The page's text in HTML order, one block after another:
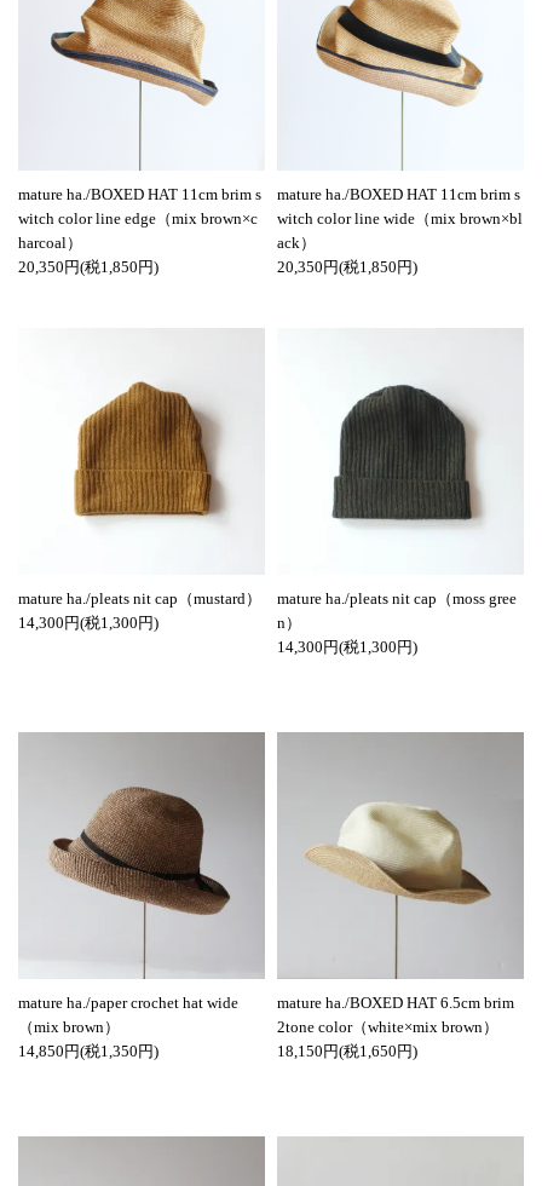
mature ha./BOXED HAT 11cm brim s
witch color line edge（mix brown×c
harcoal）
20,350円(税1,850円)
mature ha./BOXED HAT 11cm brim s
witch color line wide（mix brown×bl
ack）
20,350円(税1,850円)
mature ha./pleats nit cap（mustard）
14,300円(税1,300円)
mature ha./pleats nit cap（moss gree
n）
14,300円(税1,300円)
mature ha./paper crochet hat wide
（mix brown）
14,850円(税1,350円)
mature ha./BOXED HAT 6.5cm brim
2tone color（white×mix brown）
18,150円(税1,650円)